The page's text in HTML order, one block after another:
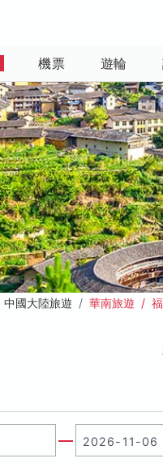
機票 遊輪
中國大陸旅遊 華南旅遊 / 福